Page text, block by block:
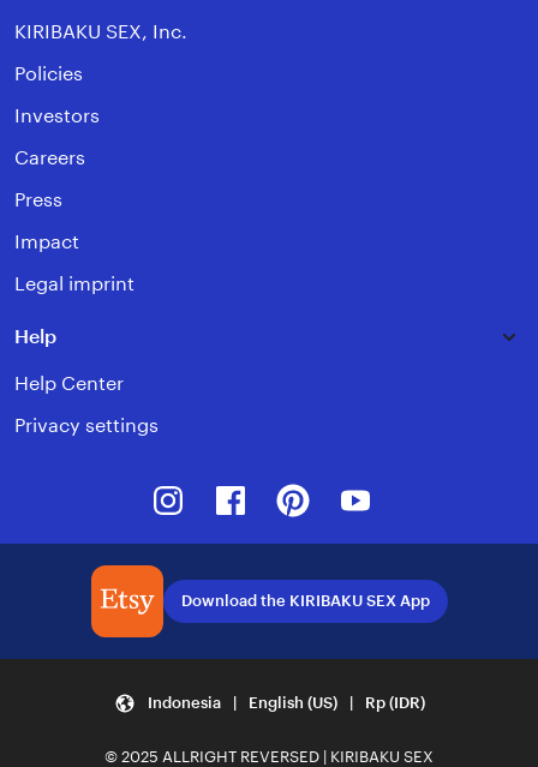
KIRIBAKU SEX, Inc.
Policies
Investors
Careers
Press
Impact
Legal imprint
Help
Help Center
Privacy settings
InstagramFacebookPinterest
Download the KIRIBAKU SEX App
Indonesia | English (US) | Rp (IDR)
© 2025 ALLRIGHT REVERSED | KIRIBAKU SEX